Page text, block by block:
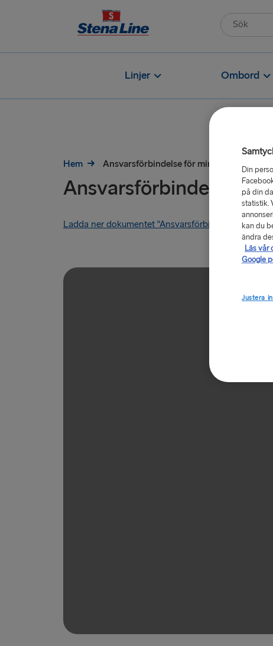
Linjer Ombord
Hem Ansvarsförbindelse för minderårig
Ansvarsförbindelse för
Ladda ner dokumentet "Ansvarsförbindelse för
Din
på din
statistik.
kan du
ändra
Läs vår
Google
Justera